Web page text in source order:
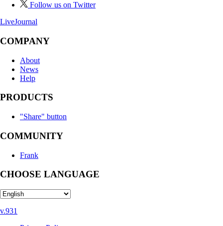
Follow us on Twitter
LiveJournal
COMPANY
About
News
Help
PRODUCTS
"Share" button
COMMUNITY
Frank
CHOOSE LANGUAGE
v.931